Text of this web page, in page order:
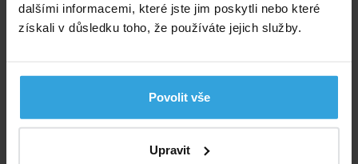
dalšími informacemi, které jste jim poskytli nebo které
získali v důsledku toho, že používáte jejich služby.
Povolit vše
Upravit
Podrobný popis
Poradíme vám!
info@bazenyshop.cz
+420 281 974 297